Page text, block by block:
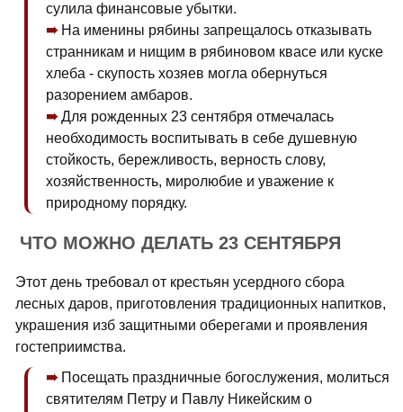
сулила финансовые убытки.
На именины рябины запрещалось отказывать
странникам и нищим в рябиновом квасе или куске
хлеба - скупость хозяев могла обернуться
разорением амбаров.
Для рожденных 23 сентября отмечалась
необходимость воспитывать в себе душевную
стойкость, бережливость, верность слову,
хозяйственность, миролюбие и уважение к
природному порядку.
ЧТО МОЖНО ДЕЛАТЬ 23 СЕНТЯБРЯ
Этот день требовал от крестьян усердного сбора
лесных даров, приготовления традиционных напитков,
украшения изб защитными оберегами и проявления
гостеприимства.
Посещать праздничные богослужения, молиться
святителям Петру и Павлу Никейским о